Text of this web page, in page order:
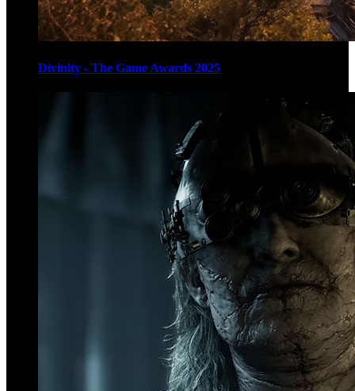
Divinity - The Game Awards 2025